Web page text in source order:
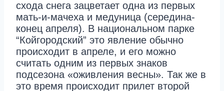
схода снега зацветает одна из первых
мать-и-мачеха и медуница (середина-
конец апреля). В национальном парке
“Койгородский” это явление обычно
происходит в апреле, и его можно
считать одним из первых знаков
подсезона «оживления весны». Так же в
это время происходит прилет второй